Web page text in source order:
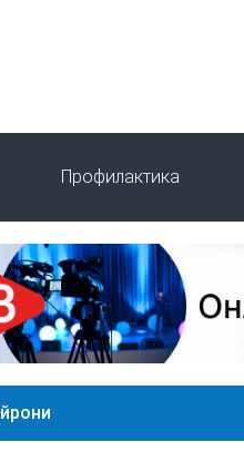
Профилактика